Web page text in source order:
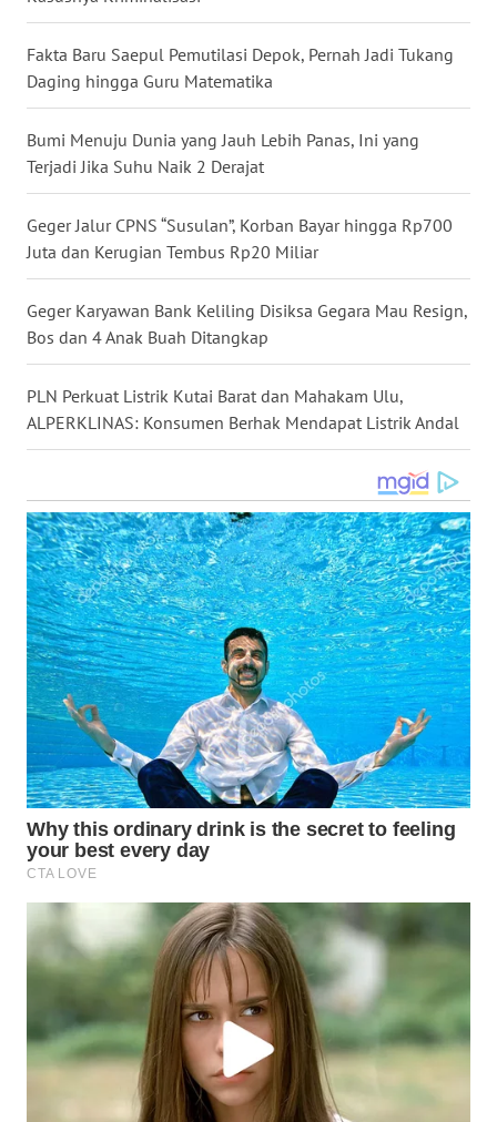
Fakta Baru Saepul Pemutilasi Depok, Pernah Jadi Tukang
Daging hingga Guru Matematika
Bumi Menuju Dunia yang Jauh Lebih Panas, Ini yang
Terjadi Jika Suhu Naik 2 Derajat
Geger Jalur CPNS “Susulan”, Korban Bayar hingga Rp700
Juta dan Kerugian Tembus Rp20 Miliar
Geger Karyawan Bank Keliling Disiksa Gegara Mau Resign,
Bos dan 4 Anak Buah Ditangkap
PLN Perkuat Listrik Kutai Barat dan Mahakam Ulu,
ALPERKLINAS: Konsumen Berhak Mendapat Listrik Andal
WN
NUSANTARA
WN
JOGJA
WN
JATIM
WN
WN
KALTARA
WN
KALSEL
WN
KALTIM
WN
SULSEL
WN
GORONTALO
WN
SULUT
WN
MALUKU